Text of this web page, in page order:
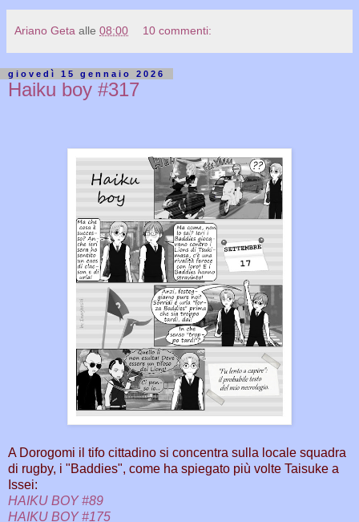
Ariano Geta alle 08:00 10 commenti:
giovedì 15 gennaio 2026
Haiku boy #317
A Dorogomi il tifo cittadino si concentra sulla locale squadra
di rugby, i "Baddies", come ha spiegato più volte Taisuke a
Issei:
HAIKU BOY #89
HAIKU BOY #175